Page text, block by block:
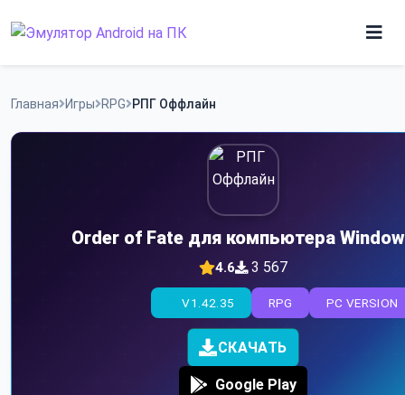
to
Приложения
Главная Игры RPG РПГ Оффлайн
Order of Fate для компьютера
4.6 3 567
PC VERSION
RPG
V1.42.35
СКАЧАТЬ
Google Play